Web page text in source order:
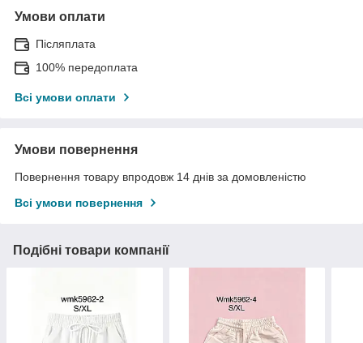
Умови оплати
Післяплата
100% передоплата
Всі умови оплати
Умови повернення
Повернення товару впродовж 14 днів за домовленістю
Всі умови повернення
Подібні товари компанії